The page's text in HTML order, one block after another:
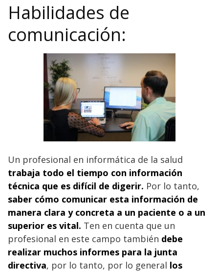
Habilidades de
comunicación:
Un profesional en informática de la salud
trabaja todo el tiempo con información
técnica que es difícil de digerir. Por lo tanto,
saber cómo comunicar esta información de
manera clara y concreta a un paciente o a un
superior es vital. Ten en cuenta que un
profesional en este campo también debe
realizar muchos informes para la junta
directiva, por lo tanto, por lo general los